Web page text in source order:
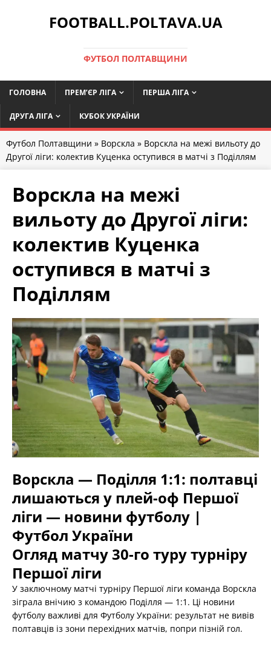
FOOTBALL.POLTAVA.UA
ФУТБОЛ ПОЛТАВЩИНИ
ГОЛОВНА ПРЕМ’ЄР ЛІГА ПЕРША ЛІГА
ДРУГА ЛІГА КУБОК УКРАЇНИ
Футбол Полтавщини » Ворскла » Ворскла на межі вильоту до
Другої ліги: колектив Куценка оступився в матчі з Поділлям
Ворскла на межі
вильоту до Другої ліги:
колектив Куценка
оступився в матчі з
Поділлям
Ворскла — Поділля 1:1: полтавці
лишаються у плей-оф Першої
ліги — новини футболу |
Футбол України
Огляд матчу 30-го туру турніру
Першої ліги
У заключному матчі турніру Першої ліги команда Ворскла
зіграла внічию з командою Поділля — 1:1. Ці новини
футболу важливі для Футболу України: результат не вивів
полтавців із зони перехідних матчів, попри пізній гол.